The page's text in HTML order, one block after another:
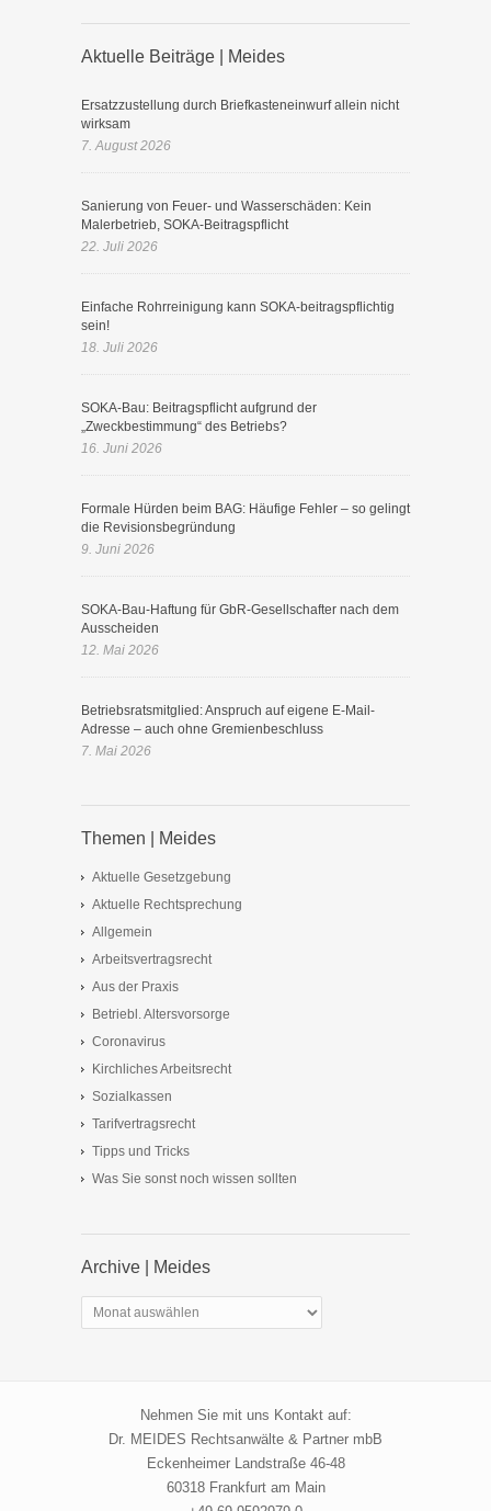
Aktuelle Beiträge | Meides
Ersatzzustellung durch Briefkasteneinwurf allein nicht
wirksam
7. August 2026
Sanierung von Feuer- und Wasserschäden: Kein
Malerbetrieb, SOKA-Beitragspflicht
22. Juli 2026
Einfache Rohrreinigung kann SOKA-beitragspflichtig
sein!
18. Juli 2026
SOKA-Bau: Beitragspflicht aufgrund der
„Zweckbestimmung“ des Betriebs?
16. Juni 2026
Formale Hürden beim BAG: Häufige Fehler – so gelingt
die Revisionsbegründung
9. Juni 2026
SOKA-Bau-Haftung für GbR-Gesellschafter nach dem
Ausscheiden
12. Mai 2026
Betriebsratsmitglied: Anspruch auf eigene E-Mail-
Adresse – auch ohne Gremienbeschluss
7. Mai 2026
Themen | Meides
Aktuelle Gesetzgebung
Aktuelle Rechtsprechung
Allgemein
Arbeitsvertragsrecht
Aus der Praxis
Betriebl. Altersvorsorge
Coronavirus
Kirchliches Arbeitsrecht
Sozialkassen
Tarifvertragsrecht
Tipps und Tricks
Was Sie sonst noch wissen sollten
Archive | Meides
Archive
|
Nehmen Sie mit uns Kontakt auf:
Dr. MEIDES Rechtsanwälte & Partner mbB
Eckenheimer Landstraße 46-48
60318 Frankfurt am Main